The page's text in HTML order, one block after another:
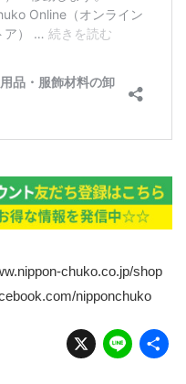
chuko.co.jp/shop
nipponchuko
X Li
n